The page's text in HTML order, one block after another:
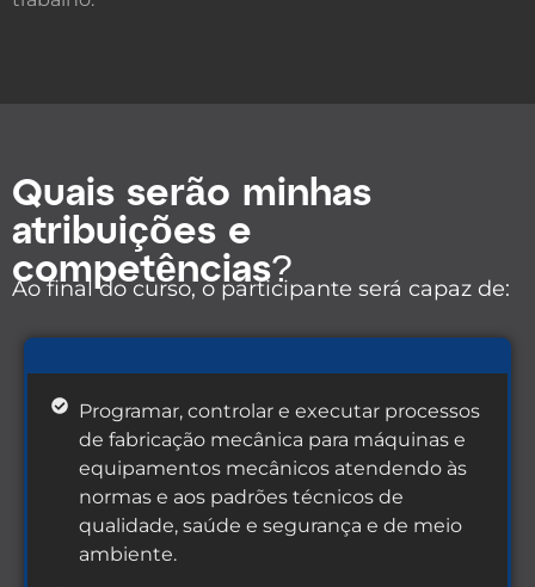
Quais serão minhas
atribuições e
competências?
Ao final do curso, o participante será capaz de:
Programar, controlar e executar processos
de fabricação mecânica para máquinas e
equipamentos mecânicos atendendo às
normas e aos padrões técnicos de
qualidade, saúde e segurança e de meio
ambiente.